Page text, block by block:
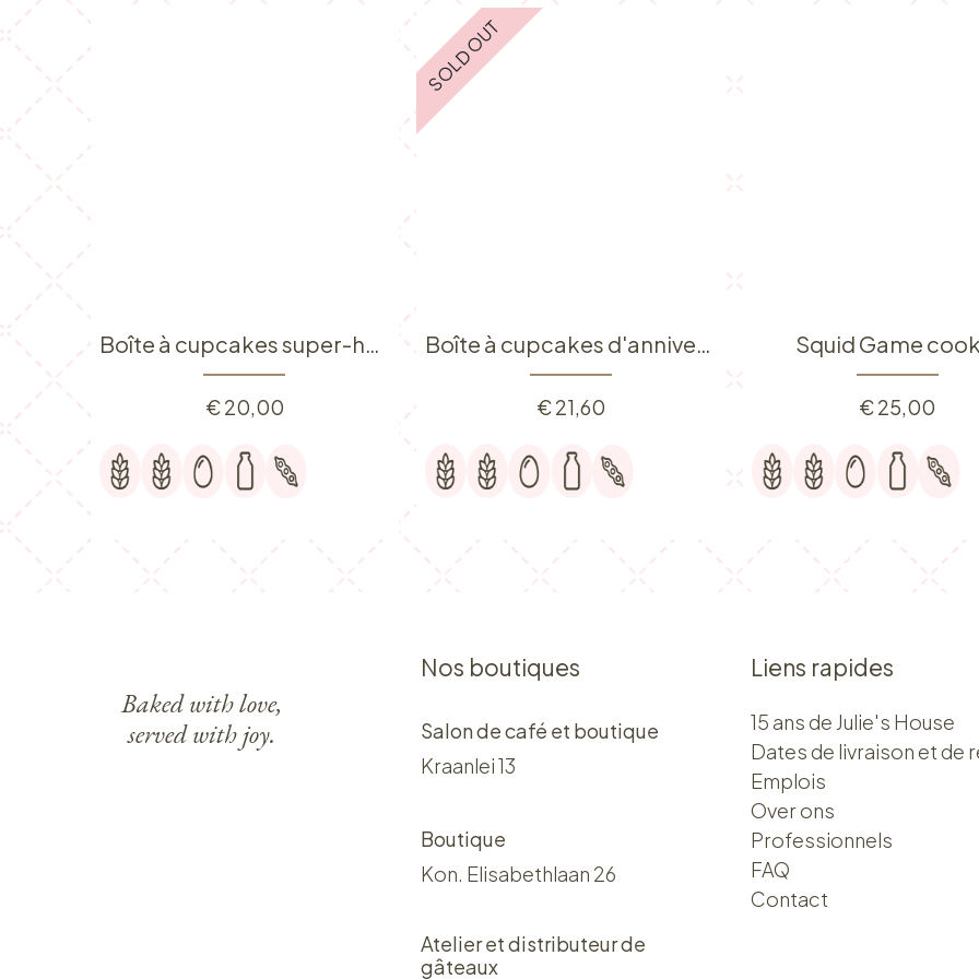
Boîte à cupcakes super-héros
€20,00
SOLD OUT
Boîte à cupcakes d'anniversaire
€21,60
Squid Game
€25,00
Baked with love,
served with joy.
Nos boutiques
Salon de café et boutique
Kraanlei 13
Boutique
Kon. Elisabethlaan 26
Atelier et distributeur de
gâteaux
Liens rapides
15 ans de Julie's House
Dates de livraison et de
Emplois
Over ons​​
Professionnels
FAQ
Contact